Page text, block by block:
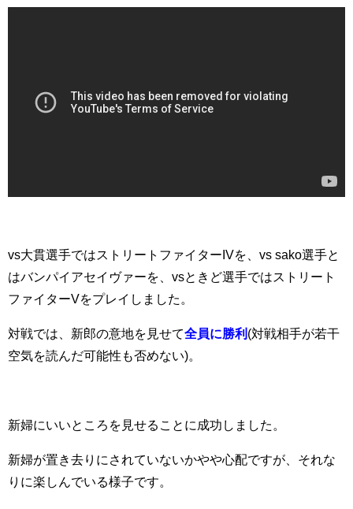
vs大貫選手ではストリートファイターIVを、vs sako選手と
はバンパイアセイヴァーを、vsときど選手ではストリート
ファイターVをプレイしました。
対戦では、新郎の意地を見せて全員に勝利 (対戦相手が若干
空気を読んだ可能性も否めない)。
新婦にいいところを見せることに成功しました。
新婦が置き去りにされていないかやや心配ですが、それな
りに楽しんでいる様子です。